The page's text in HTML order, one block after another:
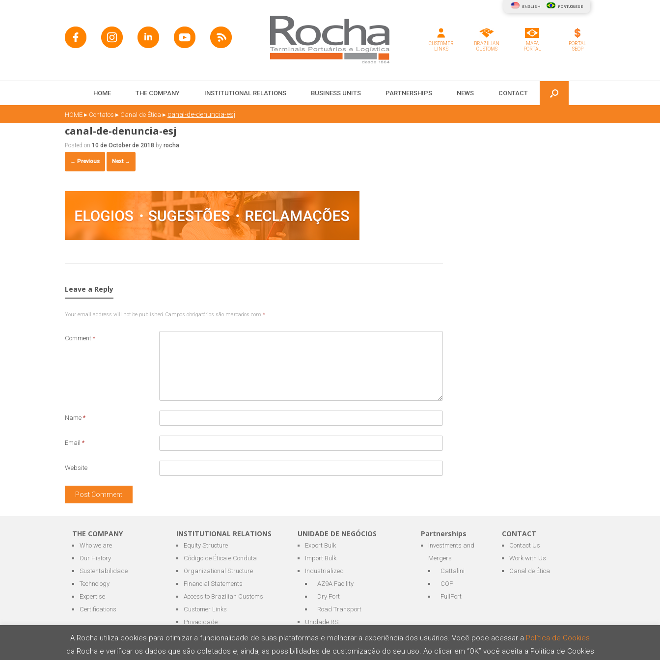
ENGLISH PORTUGUESE
CUSTOMER
LINKS
BRAZILIAN
CUSTOMS
MAPA
PORTAL
PORTAL
SEOP
HOME THE COMPANY INSTITUTIONAL RELATIONS BUSINESS UNITS PARTNERSHIPS NEWS CONTACT
HOME ▸ Contatos ▸ Canal de Ética ▸ canal-de-denuncia-esj
canal-de-denuncia-esj
Posted on 10 de October de 2018 by rocha
← Previous Next →
Leave a Reply
Your email address will not be published. Campos obrigatórios são marcados com *
Comment *
Name *
Email *
Website
THE COMPANY
Who we are
Our History
Sustentabilidade
Technology
Expertise
Certifications
INSTITUTIONAL RELATIONS
Equity Structure
Código de Ética e Conduta
Organizational Structure
Financial Statements
Access to Brazilian Customs
Customer Links
Privacidade
UNIDADE DE NEGÓCIOS
Export Bulk
Import Bulk
Industrialized
AZ9A Facility
Dry Port
Road Transport
Unidade RS
Partnerships
Investments and
Mergers
Cattalini
COPI
FullPort
CONTACT
Contact Us
Work with Us
Canal de Ética
A Rocha utiliza cookies para otimizar a funcionalidade de suas plataformas e melhorar a experiência dos usuários. Você pode acessar a Política de Cookies
da Rocha e verificar os dados que são coletados e, ainda, as possibilidades de customização do seu uso. Ao clicar em “OK” você aceita a Política de Cookies